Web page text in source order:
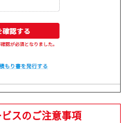
スのご注意事項